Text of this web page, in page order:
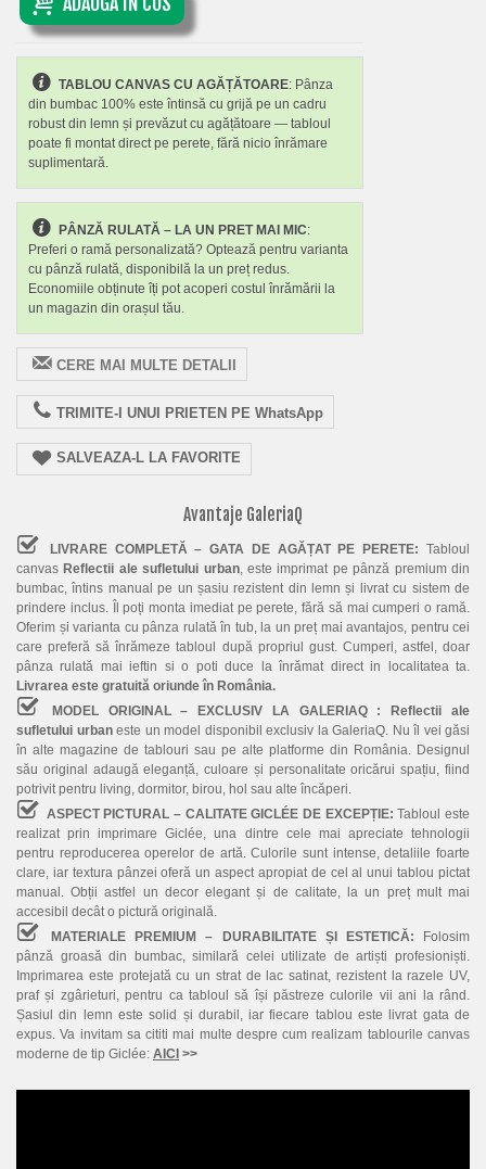
TABLOU CANVAS CU AGĂȚĂTOARE: Pânza
din bumbac 100% este întinsă cu grijă pe un cadru
robust din lemn și prevăzut cu agățătoare — tabloul
poate fi montat direct pe perete, fără nicio înrămare
suplimentară.
PÂNZĂ RULATĂ – LA UN PRET MAI MIC:
Preferi o ramă personalizată? Optează pentru varianta
cu pânză rulată, disponibilă la un preț redus.
Economiile obținute îți pot acoperi costul înrămării la
un magazin din orașul tău.
CERE MAI MULTE DETALII
TRIMITE-I UNUI PRIETEN PE WhatsApp
SALVEAZA-L LA FAVORITE
Avantaje GaleriaQ
LIVRARE COMPLETĂ – GATA DE AGĂȚAT PE PERETE:Tabloul
canvasReflectii ale sufletului urban, este imprimat pe pânză premium din
bumbac, întins manual pe un șasiu rezistent din lemn și livrat cu sistem de
prindere inclus. Îl poți monta imediat pe perete, fără să mai cumperi o ramă.
Oferim și varianta cu pânza rulată în tub, la un preț mai avantajos, pentru cei
care preferă să înrămeze tabloul după propriul gust. Cumperi, astfel, doar
pânza rulată mai ieftin si o poti duce la înrămat direct in localitatea ta.
Livrarea este gratuită oriunde în România.
MODEL ORIGINAL – EXCLUSIV LA GALERIAQ :Reflectii ale
sufletului urbaneste un model disponibil exclusiv la GaleriaQ. Nu îl vei găsi
în alte magazine de tablouri sau pe alte platforme din România. Designul
său original adaugă eleganță, culoare și personalitate oricărui spațiu, fiind
potrivit pentru living, dormitor, birou, hol sau alte încăperi.
ASPECT PICTURAL – CALITATE GICLÉE DE EXCEPȚIE: Tabloul este
realizat prin imprimare Giclée, una dintre cele mai apreciate tehnologii
pentru reproducerea operelor de artă. Culorile sunt intense, detaliile foarte
clare, iar textura pânzei oferă un aspect apropiat de cel al unui tablou pictat
manual. Obții astfel un decor elegant și de calitate, la un preț mult mai
accesibil decât o pictură originală.
MATERIALE PREMIUM – DURABILITATE ȘI ESTETICĂ: Folosim
pânză groasă din bumbac, similară celei utilizate de artiști profesioniști.
Imprimarea este protejată cu un strat de lac satinat, rezistent la razele UV,
praf și zgârieturi, pentru ca tabloul să își păstreze culorile vii ani la rând.
Șasiul din lemn este solid și durabil, iar fiecare tablou este livrat gata de
expus. Va invitam sa cititi mai multe despre cum realizam tablourile canvas
moderne de tip Giclée: AICI >>